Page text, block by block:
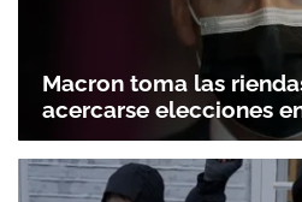
Macron toma las
acercarse elecciones